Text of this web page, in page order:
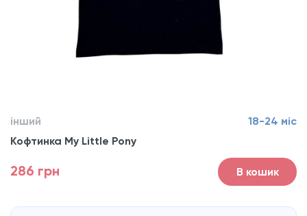
інший
18-24 міс
Кофтинка My Little Pony
286 грн В кошик